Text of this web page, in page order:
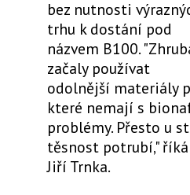
bez nutnosti
trhu k dostání pod
názvem B100.
začaly používat
odolnější materiály
které nemají s
problémy. Přesto u
těsnost potrubí," říká
Jiří Trnka.